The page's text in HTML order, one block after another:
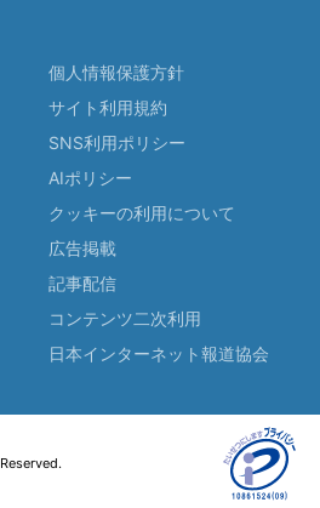
個人情報保護方針
サイト利用規約
SNS利用ポリシー
AIポリシー
クッキーの利用について
広告掲載
記事配信
コンテンツ二次利用
日本インターネット報道協会